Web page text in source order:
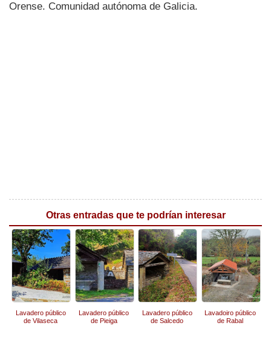
Orense. Comunidad autónoma de Galicia.
Otras entradas que te podrían interesar
Lavadero público
de Vilaseca
Lavadero público
de Pieiga
Lavadero público
de Salcedo
Lavadoiro público
de Rabal